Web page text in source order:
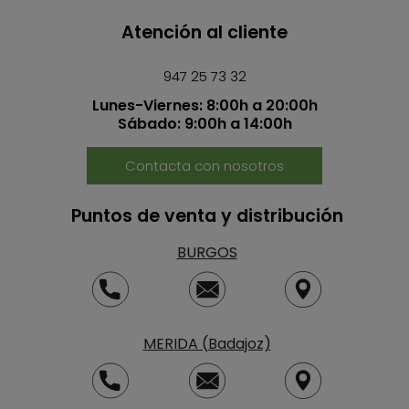
Atención al cliente
947 25 73 32
Lunes-Viernes: 8:00h a 20:00h
Sábado: 9:00h a 14:00h
Contacta con nosotros
Puntos de venta y distribución
BURGOS
MERIDA (Badajoz)